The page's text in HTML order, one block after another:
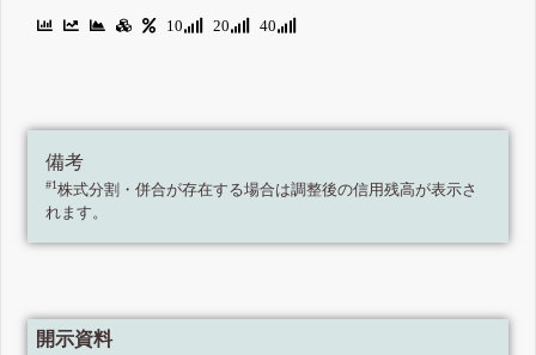
10 20 40
備考
#1株式分割・併合が存在する場合は調整後の信用残高が表示さ
れます。
開示資料